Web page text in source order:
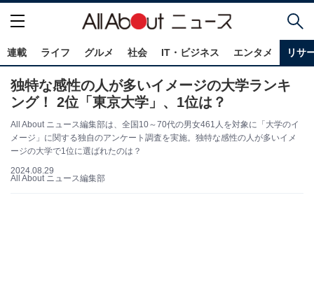
連載 ライフ グルメ 社会 IT・ビジネス エンタメ リサ
独特な感性の人が多いイメージの大学ランキ
ング！ 2位「東京大学」、1位は？
All About ニュース編集部は、全国10～70代の男女461人を対象に「大学のイ
メージ」に関する独自のアンケート調査を実施。独特な感性の人が多いイメ
ージの大学で1位に選ばれたのは？
2024.08.29
All About ニュース編集部